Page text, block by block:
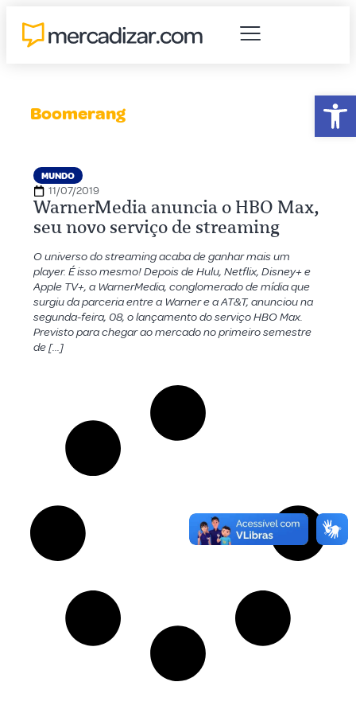
Boomerang
MUNDO
11/07/2019
WarnerMedia anuncia o HBO Max,
seu novo serviço de streaming
O universo do streaming acaba de ganhar mais um
player. É isso mesmo! Depois de Hulu, Netflix, Disney+ e
Apple TV+, a WarnerMedia, conglomerado de mídia que
surgiu da parceria entre a Warner e a AT&T, anunciou na
segunda-feira, 08, o lançamento do serviço HBO Max.
Previsto para chegar ao mercado no primeiro semestre
de […]